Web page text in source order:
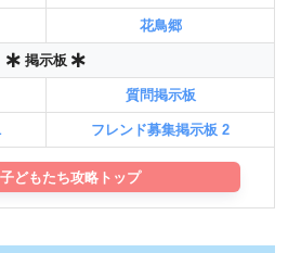
花鳥郷
掲示板
質問掲示板
フレンド募集掲示板 2
どもたち攻略トップ